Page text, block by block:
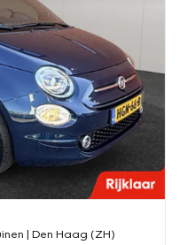
| Den Haag (ZH)